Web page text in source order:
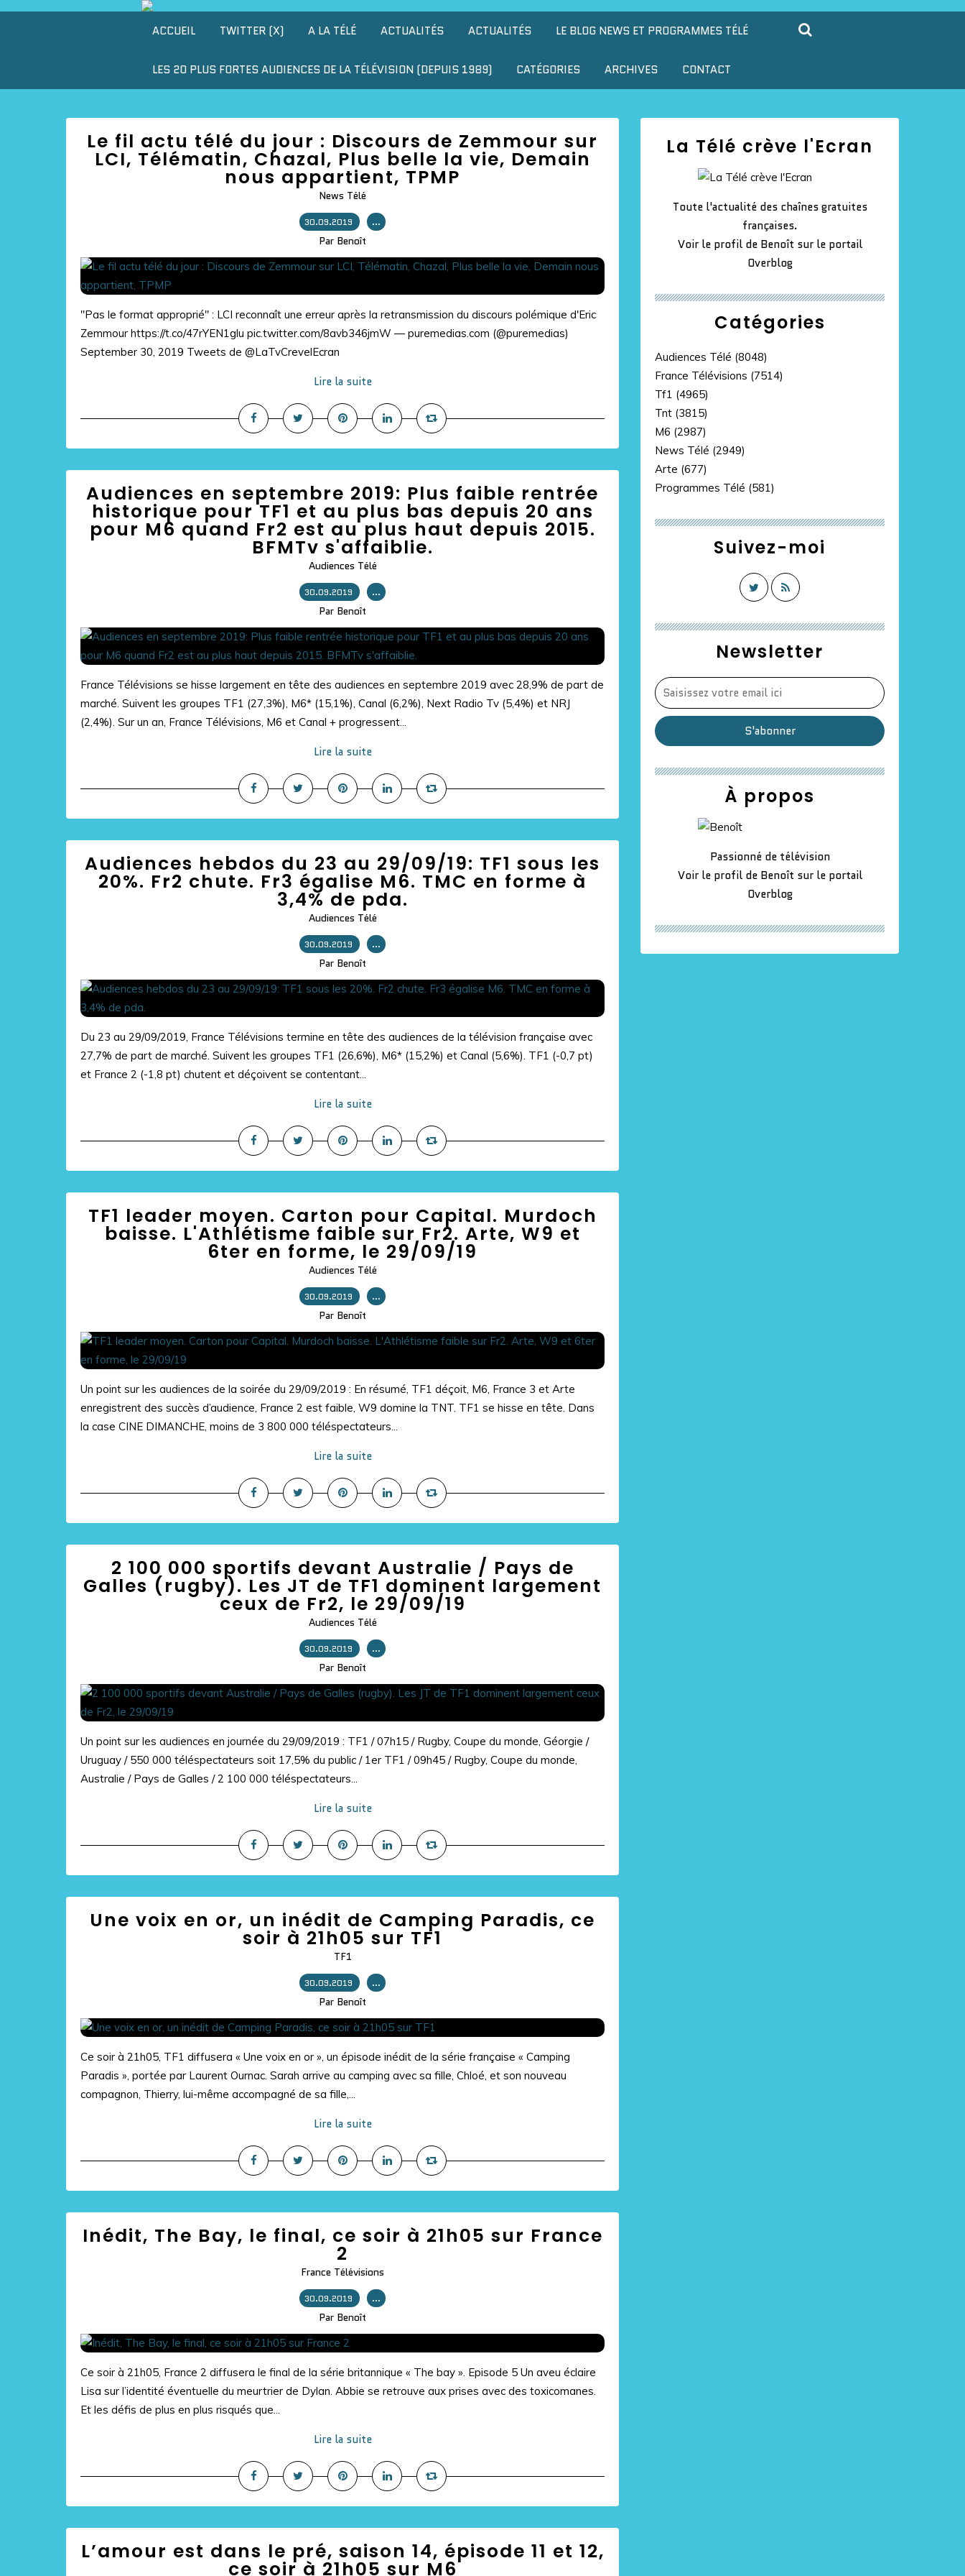
ACCUEIL TWITTER (X) A LA TÉLÉ ACTUALITÉS ACTUALITÉS LE BLOG NEWS ET PROGRAMMES TÉLÉ
LES 20 PLUS FORTES AUDIENCES DE LA TÉLÉVISION (DEPUIS 1989) CATÉGORIES ARCHIVES CONTACT
Le fil actu télé du jour : Discours de Zemmour sur
LCI, Télématin, Chazal, Plus belle la vie, Demain
nous appartient, TPMP
News Télé
30.09.2019 …
Par Benoît
"Pas le format approprié" : LCI reconnaît une erreur après la retransmission du discours polémique d'Eric
Zemmour https://t.co/47rYEN1glu pic.twitter.com/8avb346jmW — puremedias.com (@puremedias)
September 30, 2019 Tweets de @LaTvCrevelEcran
Lire la suite
Audiences en septembre 2019: Plus faible rentrée
historique pour TF1 et au plus bas depuis 20 ans
pour M6 quand Fr2 est au plus haut depuis 2015.
BFMTv s'affaiblie.
Audiences Télé
30.09.2019 …
Par Benoît
France Télévisions se hisse largement en tête des audiences en septembre 2019 avec 28,9% de part de
marché. Suivent les groupes TF1 (27,3%), M6* (15,1%), Canal (6,2%), Next Radio Tv (5,4%) et NRJ
(2,4%). Sur un an, France Télévisions, M6 et Canal + progressent...
Lire la suite
Audiences hebdos du 23 au 29/09/19: TF1 sous les
20%. Fr2 chute. Fr3 égalise M6. TMC en forme à
3,4% de pda.
Audiences Télé
30.09.2019 …
Par Benoît
Du 23 au 29/09/2019, France Télévisions termine en tête des audiences de la télévision française avec
27,7% de part de marché. Suivent les groupes TF1 (26,6%), M6* (15,2%) et Canal (5,6%). TF1 (-0,7 pt)
et France 2 (-1,8 pt) chutent et déçoivent se contentant...
Lire la suite
TF1 leader moyen. Carton pour Capital. Murdoch
baisse. L'Athlétisme faible sur Fr2. Arte, W9 et
6ter en forme, le 29/09/19
Audiences Télé
30.09.2019 …
Par Benoît
Un point sur les audiences de la soirée du 29/09/2019 : En résumé, TF1 déçoit, M6, France 3 et Arte
enregistrent des succès d’audience, France 2 est faible, W9 domine la TNT. TF1 se hisse en tête. Dans
la case CINE DIMANCHE, moins de 3 800 000 téléspectateurs...
Lire la suite
2 100 000 sportifs devant Australie / Pays de
Galles (rugby). Les JT de TF1 dominent largement
ceux de Fr2, le 29/09/19
Audiences Télé
30.09.2019 …
Par Benoît
Un point sur les audiences en journée du 29/09/2019 : TF1 / 07h15 / Rugby, Coupe du monde, Géorgie /
Uruguay / 550 000 téléspectateurs soit 17,5% du public / 1er TF1 / 09h45 / Rugby, Coupe du monde,
Australie / Pays de Galles / 2 100 000 téléspectateurs...
Lire la suite
Une voix en or, un inédit de Camping Paradis, ce
soir à 21h05 sur TF1
TF1
30.09.2019 …
Par Benoît
Ce soir à 21h05, TF1 diffusera « Une voix en or », un épisode inédit de la série française « Camping
Paradis », portée par Laurent Ournac. Sarah arrive au camping avec sa fille, Chloé, et son nouveau
compagnon, Thierry, lui-même accompagné de sa fille,...
Lire la suite
Inédit, The Bay, le final, ce soir à 21h05 sur France
2
France Télévisions
30.09.2019 …
Par Benoît
Ce soir à 21h05, France 2 diffusera le final de la série britannique « The bay ». Episode 5 Un aveu éclaire
Lisa sur l’identité éventuelle du meurtrier de Dylan. Abbie se retrouve aux prises avec des toxicomanes.
Et les défis de plus en plus risqués que...
Lire la suite
L’amour est dans le pré, saison 14, épisode 11 et 12,
ce soir à 21h05 sur M6
Newsletter
Catégories
Audiences Télé (8048)
France Télévisions (7514)
Tf1 (4965)
Tnt (3815)
M6 (2987)
News Télé (2949)
Arte (677)
Programmes Télé (581)
La Télé crève l'Ecran
Toute l'actualité des chaînes gratuites
françaises.
Voir le profil de Benoît sur le portail
Overblog
Suivez-moi
À propos
Passionné de télévision
Voir le profil de Benoît sur le portail
Overblog